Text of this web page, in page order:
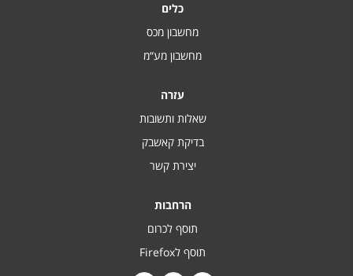
כלים
מחשבון מכס
מחשבון מע“מ
עזרה
שאלות ותשובות
בדיקת קאשבק
יצירת קשר
הרחבות
תוסף לכרום
תוסף לFirefox